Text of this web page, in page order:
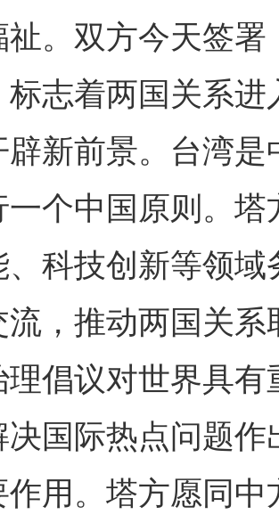
祉。双方今天签
标志着两国关系
辟新前景。台湾
一个中国原则。
、科技创新等领
流，推动两国关
理倡议对世界具
决国际热点问题
作用。塔方愿同中